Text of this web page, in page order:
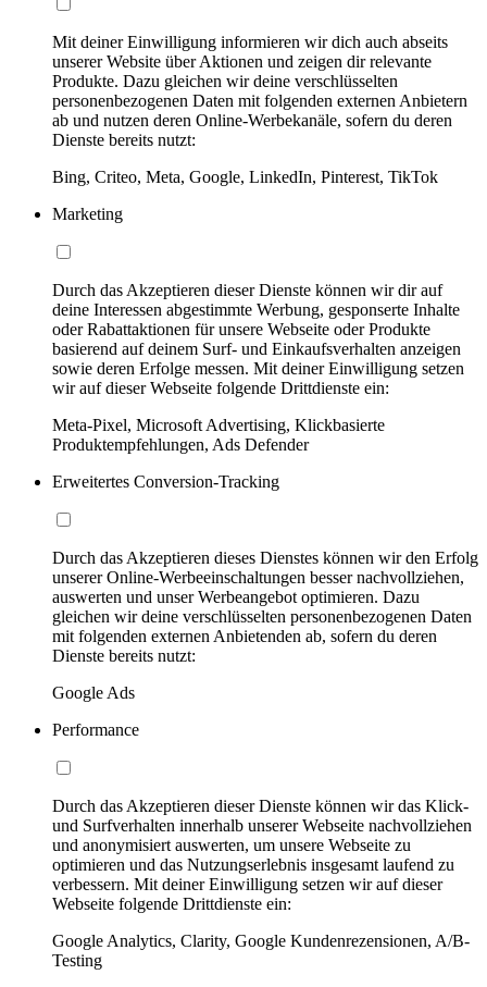
Mit deiner Einwilligung informieren wir dich auch abseits
unserer Website über Aktionen und zeigen dir relevante
Produkte. Dazu gleichen wir deine verschlüsselten
personenbezogenen Daten mit folgenden externen Anbietern
ab und nutzen deren Online-Werbekanäle, sofern du deren
Dienste bereits nutzt:
Bing, Criteo, Meta, Google, LinkedIn, Pinterest, TikTok
Marketing
Durch das Akzeptieren dieser Dienste können wir dir auf
deine Interessen abgestimmte Werbung, gesponserte Inhalte
oder Rabattaktionen für unsere Webseite oder Produkte
basierend auf deinem Surf- und Einkaufsverhalten anzeigen
sowie deren Erfolge messen. Mit deiner Einwilligung setzen
wir auf dieser Webseite folgende Drittdienste ein:
Meta-Pixel, Microsoft Advertising, Klickbasierte
Produktempfehlungen, Ads Defender
Erweitertes Conversion-Tracking
Durch das Akzeptieren dieses Dienstes können wir den Erfolg
unserer Online-Werbeeinschaltungen besser nachvollziehen,
auswerten und unser Werbeangebot optimieren. Dazu
gleichen wir deine verschlüsselten personenbezogenen Daten
mit folgenden externen Anbietenden ab, sofern du deren
Dienste bereits nutzt:
Google Ads
Performance
Durch das Akzeptieren dieser Dienste können wir das Klick-
und Surfverhalten innerhalb unserer Webseite nachvollziehen
und anonymisiert auswerten, um unsere Webseite zu
optimieren und das Nutzungserlebnis insgesamt laufend zu
verbessern. Mit deiner Einwilligung setzen wir auf dieser
Webseite folgende Drittdienste ein:
Google Analytics, Clarity, Google Kundenrezensionen, A/B-
Testing